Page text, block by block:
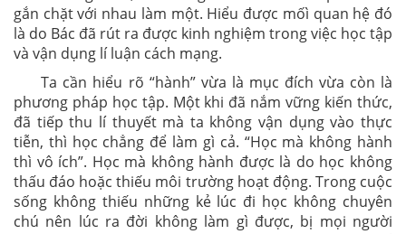
gắn chặt với nhau làm một. Hiểu được mốì quan hệ đó
là do Bác đã rút ra được kinh nghiệm trong việc học tập
và vận dụng lí luận cách mạng.
Ta cần hiểu rõ “hành” vừa là mục đích vừa còn là
phương pháp học tập. Một khi đã nắm vững kiến thức,
đã tiếp thu lí thuyết mà ta không vận dụng vào thực
tiễn, thì học chẳng để làm gì cả. “Học mà không hành
thì vô ích”. Học mà không hành được là do học không
thấu đáo hoặc thiếu môi trường hoạt động. Trong cuộc
sống không thiếu những kẻ lúc đi học không chuyên
chú nên lúc ra đời không làm gì được, bị mọi người